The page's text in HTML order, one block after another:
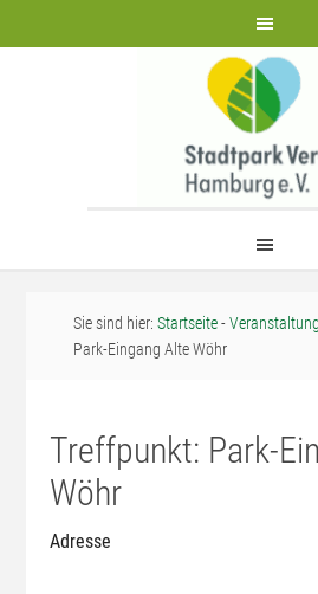
Sie sind hier:Startseite-
Park-Eingang Alte Wöhr
Treffpunkt: Park-
Wöhr
Adresse